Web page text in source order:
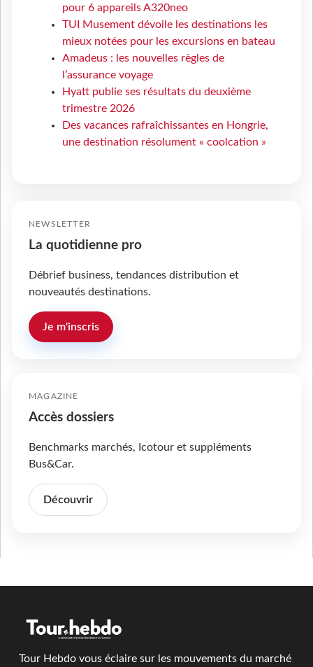
pour 6 appareils A320neo
TUI Musement dévoile les destinations les
mieux notées pour les excursions en bateau
Amadeus : les nouvelles règles de
l’assurance voyage
Hyatt publie ses résultats du deuxième
trimestre 2026
Des vacances rafraîchissantes en Hongrie,
une destination résolument « coolcation »
NEWSLETTER
La quotidienne pro
Débrief business, tendances distribution et
nouveautés destinations.
Je m'inscris
MAGAZINE
Accès dossiers
Benchmarks marchés, Icotour et suppléments
Bus&Car.
Découvrir
Tour Hebdo vous éclaire sur les mouvements du marché